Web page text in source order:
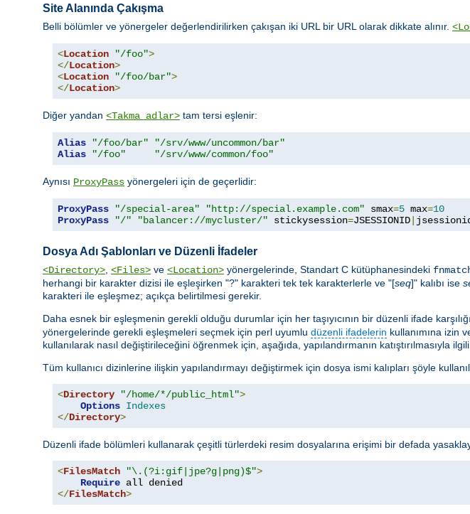
Site Alanında Çakışma
Belli bölümler ve yönergeler değerlendirilirken çakışan iki URL bir URL olarak dikkate alınır.
<Location "/foo">
</Location>
<Location "/foo/bar">
</Location>
Diğer yandan <Takma adlar> tam tersi eşlenir:
Alias "/foo/bar"
"/srv/www/uncommon/bar"
Alias
"/foo" "/srv/www/common/foo"
Aynısı ProxyPass yönergeleri için de geçerlidir:
ProxyPass "/special-area" "http://special.example.com" smax=5 max=10
ProxyPass
"/" "balancer://mycluster/" stickysession=JSESSIONID
Dosya Adı Şablonları ve Düzenli İfadeler
<Directory> <Files> ve <Location> yönergelerinde, Standart C kütüphanesindeki
herhangi bir karakter dizisi ile eşleşirken "?" karakteri tek tek karakterlerle ve "[seq]" kalıbı ise
karakteri ile eşleşmez; açıkça belirtilmesi gerekir.
Daha esnek bir eşleşmenin gerekli olduğu durumlar için her taşıyıcının bir düzenli ifade
yönergelerinde gerekli eşleşmeleri seçmek için perl uyumlu düzenli ifadelerin kullanımına izin
kullanılarak nasıl değiştirileceğini öğrenmek için, aşağıda, yapılandırmanın katıştırılmasıyla
Tüm kullanıcı dizinlerine ilişkin yapılandırmayı değiştirmek için dosya ismi kalıpları şöyle
<Directory "/home/*/public_html">
Options Indexes
</Directory>
Düzenli ifade bölümleri kullanarak çeşitli türlerdeki resim dosyalarına erişimi bir defada
<FilesMatch "\.(?i:gif|jpe?g|png)$">
Require
</FilesMatch>